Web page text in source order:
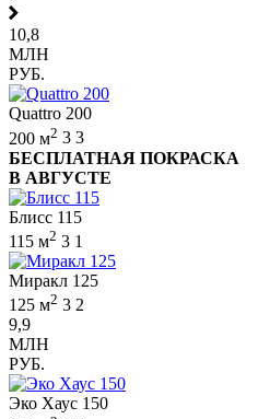
10,8
МЛН
РУБ.
Quattro 200
200 м2 3 3
БЕСПЛАТНАЯ ПОКРАСКА
В АВГУСТЕ
Блисс 115
115 м2 3 1
Миракл 125
125 м2 3 2
9,9
МЛН
РУБ.
Эко Хаус 150